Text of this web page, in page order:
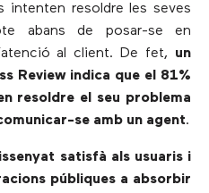
intenten resoldre les seves
abans de posar-se en
al client. De fet, un
Review indica que el 81%
resoldre el seu problema
se amb un agent.
satisfà als usuaris i
públiques a absorbir